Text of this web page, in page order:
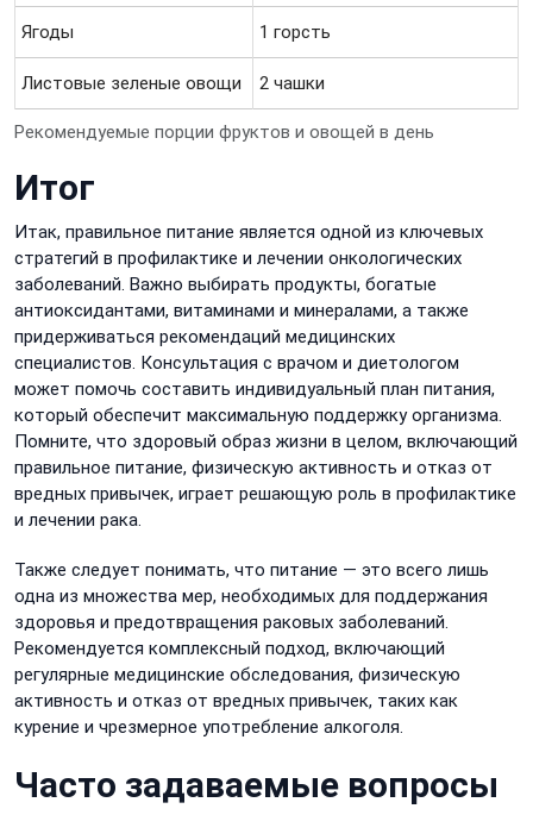
Рекомендуемые порции фруктов и овощей в день
Ягоды 1 горсть
Листовые зеленые овощи 2 чашки
Итог
Итак, правильное питание является одной из ключевых
стратегий в профилактике и лечении онкологических
заболеваний. Важно выбирать продукты, богатые
антиоксидантами, витаминами и минералами, а также
придерживаться рекомендаций медицинских
специалистов. Консультация с врачом и диетологом
может помочь составить индивидуальный план питания,
который обеспечит максимальную поддержку организма.
Помните, что здоровый образ жизни в целом, включающий
правильное питание, физическую активность и отказ от
вредных привычек, играет решающую роль в профилактике
и лечении рака.
Также следует понимать, что питание — это всего лишь
одна из множества мер, необходимых для поддержания
здоровья и предотвращения раковых заболеваний.
Рекомендуется комплексный подход, включающий
регулярные медицинские обследования, физическую
активность и отказ от вредных привычек, таких как
курение и чрезмерное употребление алкоголя.
Часто задаваемые вопросы